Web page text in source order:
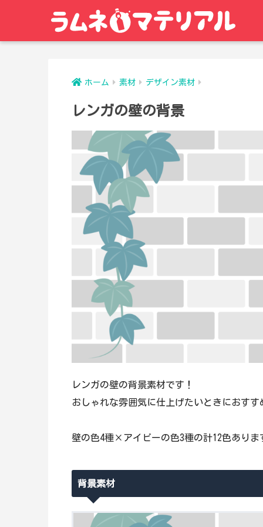
ホーム 素材 デザイン素材
レンガの壁の背景
レンガの壁の背景素材です！
おしゃれな雰囲気に仕上げたいときにおすす
壁の色4種×アイビーの色3種の計12色ありま
背景素材